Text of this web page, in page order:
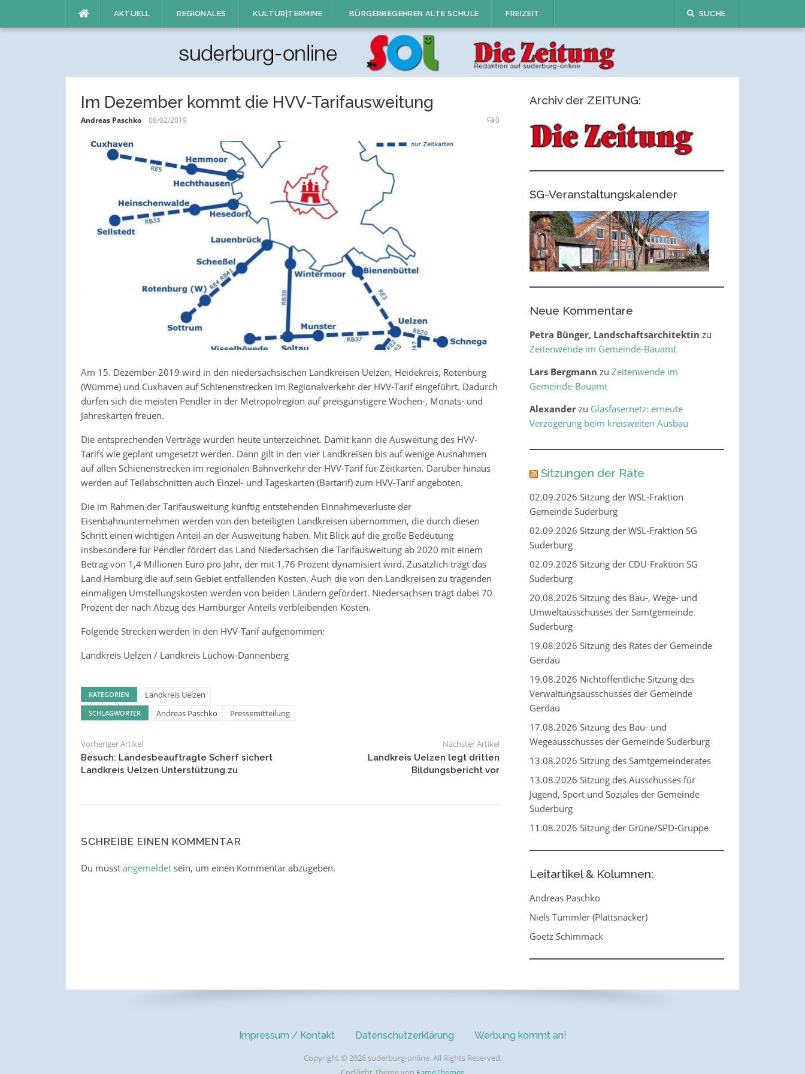
AKTUELL REGIONALES KULTUR|TERMINE BÜRGERBEGEHREN ALTE SCHULE FREIZEIT SUCHE
Im Dezember kommt die HVV-Tarifausweitung
Andreas Paschko 08/02/2019 0
Am 15. Dezember 2019 wird in den niedersächsischen Landkreisen Uelzen, Heidekreis, Rotenburg
(Wümme) und Cuxhaven auf Schienenstrecken im Regionalverkehr der HVV-Tarif eingeführt. Dadurch
dürfen sich die meisten Pendler in der Metropolregion auf preisgünstigere Wochen-, Monats- und
Jahreskarten freuen.
Die entsprechenden Verträge wurden heute unterzeichnet. Damit kann die Ausweitung des HVV-
Tarifs wie geplant umgesetzt werden. Dann gilt in den vier Landkreisen bis auf wenige Ausnahmen
auf allen Schienenstrecken im regionalen Bahnverkehr der HVV-Tarif für Zeitkarten. Darüber hinaus
werden auf Teilabschnitten auch Einzel- und Tageskarten (Bartarif) zum HVV-Tarif angeboten.
Die im Rahmen der Tarifausweitung künftig entstehenden Einnahmeverluste der
Eisenbahnunternehmen werden von den beteiligten Landkreisen übernommen, die durch diesen
Schritt einen wichtigen Anteil an der Ausweitung haben. Mit Blick auf die große Bedeutung
insbesondere für Pendler fördert das Land Niedersachsen die Tarifausweitung ab 2020 mit einem
Betrag von 1,4 Millionen Euro pro Jahr, der mit 1,76 Prozent dynamisiert wird. Zusätzlich trägt das
Land Hamburg die auf sein Gebiet entfallenden Kosten. Auch die von den Landkreisen zu tragenden
einmaligen Umstellungskosten werden von beiden Ländern gefördert. Niedersachsen trägt dabei 70
Prozent der nach Abzug des Hamburger Anteils verbleibenden Kosten.
Folgende Strecken werden in den HVV-Tarif aufgenommen:
Landkreis Uelzen / Landkreis Lüchow-Dannenberg
KATEGORIEN Landkreis Uelzen
SCHLAGWÖRTER Andreas Paschko Pressemitteilung
Vorheriger Artikel
Besuch: Landesbeauftragte Scherf sichert
Landkreis Uelzen Unterstützung zu
Nächster Artikel
Landkreis Uelzen legt dritten
Bildungsbericht vor
SCHREIBE EINEN KOMMENTAR
Du musst angemeldetsein, um einen Kommentar abzugeben.
Archiv der ZEITUNG:
SG-Veranstaltungskalender
Neue Kommentare
Petra Bünger, Landschaftsarchitektin zu
Zeitenwende im Gemeinde-Bauamt
Lars Bergmann zu Zeitenwende im
Gemeinde-Bauamt
Alexanderzu Glasfasernetz: erneute
Verzögerung beim kreisweiten Ausbau
Sitzungen der Räte
02.09.2026 Sitzung der WSL-Fraktion
Gemeinde Suderburg
02.09.2026 Sitzung der WSL-Fraktion SG
Suderburg
02.09.2026 Sitzung der CDU-Fraktion SG
Suderburg
20.08.2026 Sitzung des Bau-, Wege- und
Umweltausschusses der Samtgemeinde
Suderburg
19.08.2026 Sitzung des Rates der Gemeinde
Gerdau
19.08.2026 Nichtöffentliche Sitzung des
Verwaltungsausschusses der Gemeinde
Gerdau
17.08.2026 Sitzung des Bau- und
Wegeausschusses der Gemeinde Suderburg
13.08.2026 Sitzung des Samtgemeinderates
13.08.2026 Sitzung des Ausschusses für
Jugend, Sport und Soziales der Gemeinde
Suderburg
11.08.2026 Sitzung der Grüne/SPD-Gruppe
Leitartikel & Kolumnen:
Andreas Paschko
Niels Tümmler (Plattsnacker)
Goetz Schimmack
Impressum / Kontakt Datenschutzerklärung Werbung kommt an!
Copyright © 2026 suderburg-online. All Rights Reserved.